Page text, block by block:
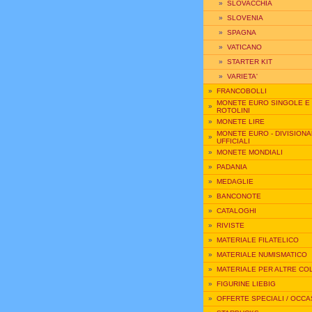
» SLOVACCHIA
» SLOVENIA
» SPAGNA
» VATICANO
» STARTER KIT
» VARIETA'
» FRANCOBOLLI
» MONETE EURO SINGOLE E
ROTOLINI
» MONETE LIRE
» MONETE EURO -
UFFICIALI
» MONETE MONDIALI
» PADANIA
» MEDAGLIE
» BANCONOTE
» CATALOGHI
» RIVISTE
» MATERIALE FILATELICO
» MATERIALE NUMISMATICO
» MATERIALE PER ALTRE
» FIGURINE LIEBIG
» OFFERTE SPECIALI /